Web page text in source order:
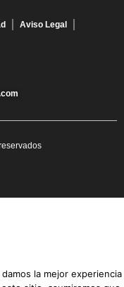
Aviso Legal
la mejor experiencia